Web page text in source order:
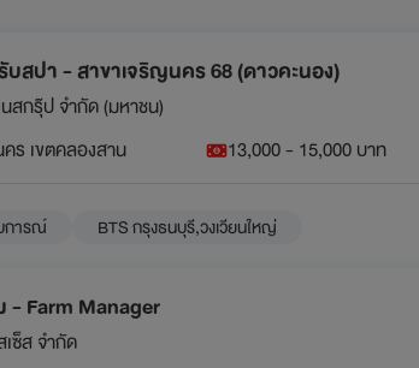
สปา - สาขาเจริญนคร 68 (ดาวคะนอง)
สกรุ๊ป จำกัด (มหาชน)
ร เขตคลองสาน 13,000 - 15,000 บาท
การณ์ BTS กรุงธนบุรี,วงเวียนใหญ่
Farm Manager
ซ็ส จำกัด